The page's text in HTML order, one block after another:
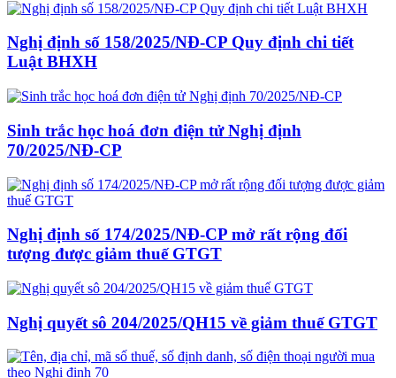
Nghị định số 158/2025/NĐ-CP Quy định chi tiết
Luật BHXH
Sinh trắc học hoá đơn điện tử Nghị định
70/2025/NĐ-CP
Nghị định số 174/2025/NĐ-CP mở rất rộng đối
tượng được giảm thuế GTGT
Nghị quyết sô 204/2025/QH15 về giảm thuế GTGT